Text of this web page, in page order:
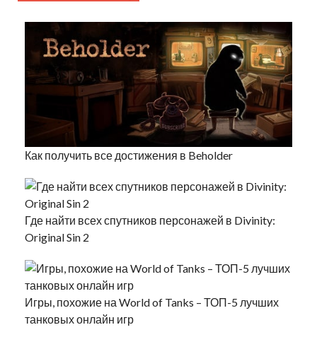
Как получить все достижения в Beholder
Где найти всех спутников персонажей в Divinity:
Original Sin 2
Игры, похожие на World of Tanks – ТОП-5 лучших
танковых онлайн игр